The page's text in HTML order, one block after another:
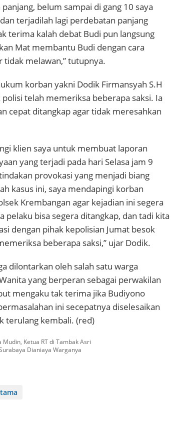
belum sampai di gang 10 saya
terjadilah lagi perdebatan panjang
terima kalah debat Budi pun langsung
Mat membantu Budi dengan cara
tidak melawan,” tutupnya.
korban yakni Dodik Firmansyah S.H
telah memeriksa beberapa saksi. Ia
cepat ditangkap agar tidak meresahkan
klien saya untuk membuat laporan
yang terjadi pada hari Selasa jam 9
provokasi yang menjadi biang
kasus ini, saya mendapingi korban
Krembangan agar kejadian ini segera
pelaku bisa segera ditangkap, dan tadi kita
dengan pihak kepolisian Jumat besok
beberapa saksi,” ujar Dodik.
dilontarkan oleh salah satu warga
yang berperan sebagai perwakilan
mengaku tak terima jika Budiyono
ini secepatnya diselesaikan
terulang kembali. (red)
Mudin, Ketua RT di Tambak Asri
Dianiaya Warganya